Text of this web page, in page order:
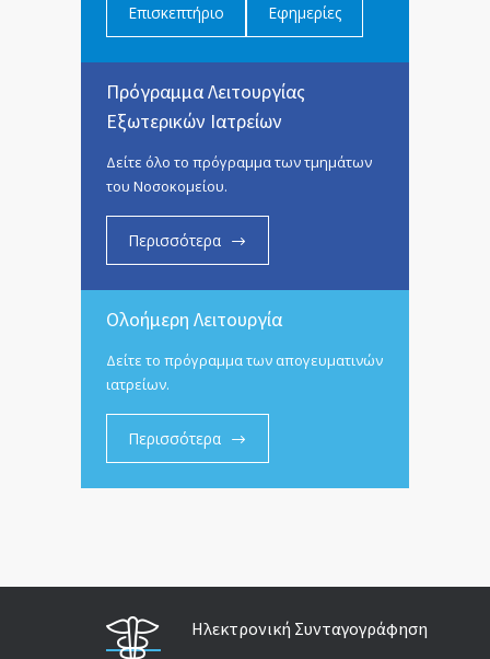
Επισκεπτήριο Εφημερίες
Πρόγραμμα Λειτουργίας
Εξωτερικών Ιατρείων
Δείτε όλο το πρόγραμμα των τμημάτων
του Νοσοκομείου.
Περισσότερα
Ολοήμερη Λειτουργία
Δείτε το πρόγραμμα των απογευματινών
ιατρείων.
Περισσότερα
Ηλεκτρονική Συνταγογράφηση